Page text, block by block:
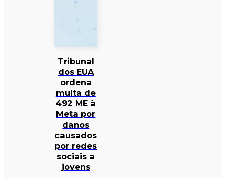
Tribunal
dos EUA
ordena
multa de
492 ME à
Meta por
danos
causados
por redes
sociais a
jovens